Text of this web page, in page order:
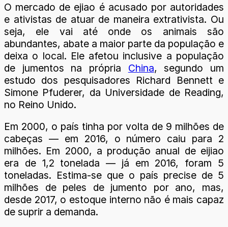
O mercado de ejiao é acusado por autoridades
e ativistas de atuar de maneira extrativista. Ou
seja, ele vai até onde os animais são
abundantes, abate a maior parte da população e
deixa o local. Ele afetou inclusive a população
de jumentos na própria China, segundo um
estudo dos pesquisadores Richard Bennett e
Simone Pfuderer, da Universidade de Reading,
no Reino Unido.
Em 2000, o país tinha por volta de 9 milhões de
cabeças — em 2016, o número caiu para 2
milhões. Em 2000, a produção anual de eijiao
era de 1,2 tonelada — já em 2016, foram 5
toneladas. Estima-se que o país precise de 5
milhões de peles de jumento por ano, mas,
desde 2017, o estoque interno não é mais capaz
de suprir a demanda.